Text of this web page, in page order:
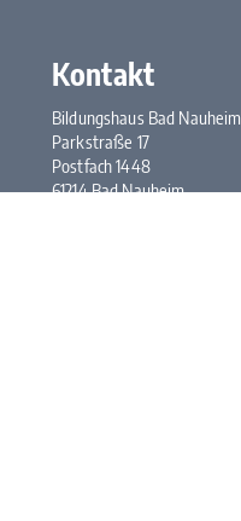
Kontakt
Bildungshaus Bad Nauheim
Parkstraße 17
Postfach 1448
61214 Bad Nauheim